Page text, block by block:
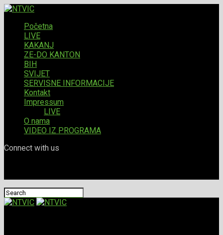
Početna
LIVE
KAKANJ
ZE-DO KANTON
BIH
SVIJET
SERVISNE INFORMACIJE
Kontakt
Impressum
LIVE
O nama
VIDEO IZ PROGRAMA
Connect with us